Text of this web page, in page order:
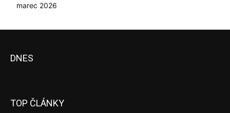
marec 2026
DNES
TOP ČLÁNKY